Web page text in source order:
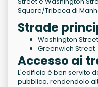
Square/Tribeca di
Strade
Washington Street
Greenwich Street
Accesso ai
L'edificio è ben servito
pubblico, rendendolo